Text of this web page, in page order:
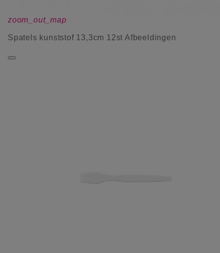
zoom_out_map
Spatels kunststof 13,3cm 12st Afbeeldingen